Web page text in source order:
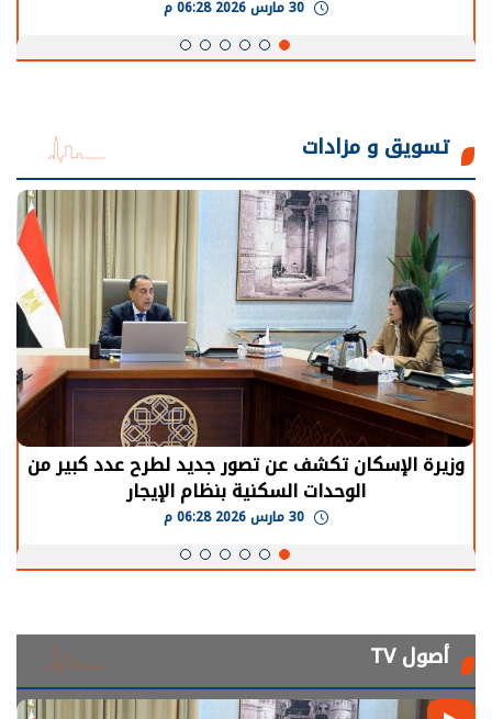
تسويق و مزادات
الرئيس السيسي: توقف الأنشطة في قطاع الطاقة
يحتاج إلى سنوات لعودة معدلات الإنتاج الطبيعية
أصول TV